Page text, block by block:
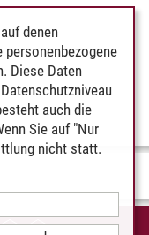
denen
Diese Daten
auch die
Sie auf "Nur
nicht statt.